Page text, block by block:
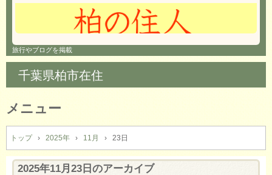
旅行やブログを掲載
千葉県柏市在住
メニュー
コ
ン
テ
ン
トップ › 2025年 › 11月 › 23日
2025年11月23日 のアーカイブ